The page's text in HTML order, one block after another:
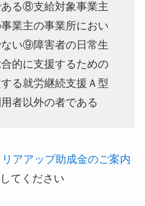
る⑧支給対象事業主
業主の事業所におい
い⑨障害者の日常生
的に支援するための
る就労継続支援Ａ型
者以外の者である
アアップ助成金のご案内
てください